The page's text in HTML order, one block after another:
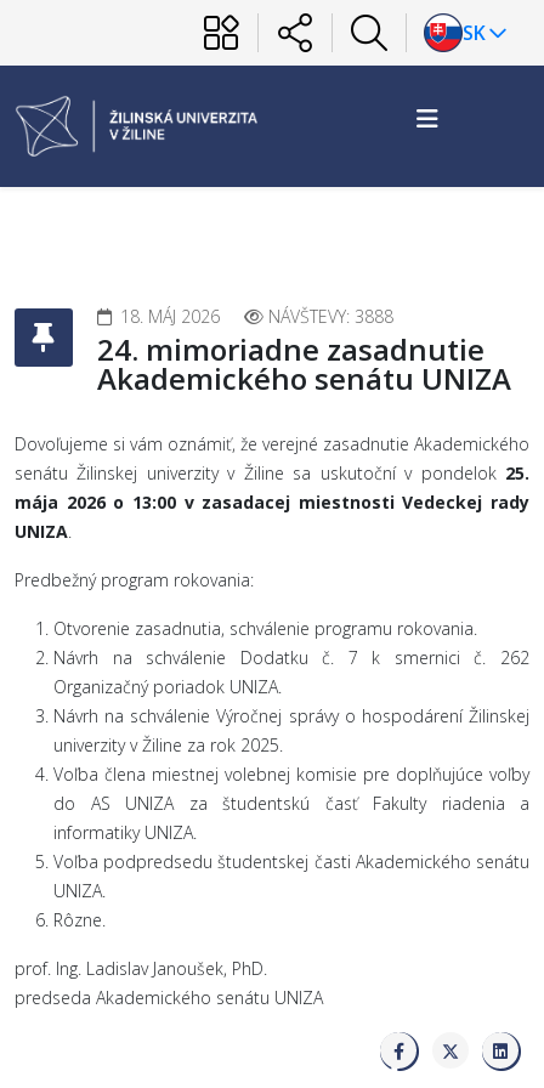
SK
18. MÁJ 2026 NÁVŠTEVY: 3888
24. mimoriadne zasadnutie
Akademického senátu UNIZA
Dovoľujeme si vám oznámiť, že verejné zasadnutie Akademického
senátu Žilinskej univerzity v Žiline sa uskutoční v pondelok 25.
mája 2026 o 13:00 v zasadacej miestnosti Vedeckej rady
UNIZA.
Predbežný program rokovania:
Otvorenie zasadnutia, schválenie programu rokovania.
Návrh na schválenie Dodatku č. 7 k smernici č. 262
Organizačný poriadok UNIZA.
Návrh na schválenie Výročnej správy o hospodárení Žilinskej
univerzity v Žiline za rok 2025.
Voľba člena miestnej volebnej komisie pre doplňujúce voľby
do AS UNIZA za študentskú časť Fakulty riadenia a
informatiky UNIZA.
Voľba podpredsedu študentskej časti Akademického senátu
UNIZA.
Rôzne.
prof. Ing. Ladislav Janoušek, PhD.
predseda Akademického senátu UNIZA